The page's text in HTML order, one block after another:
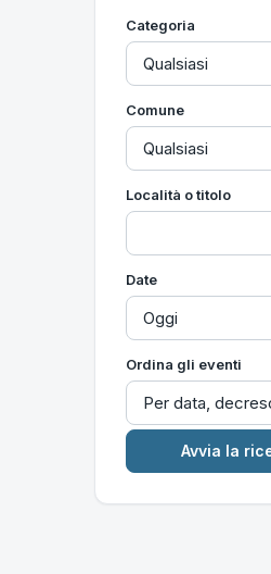
Categoria
Comune
Località o titolo
Date
Ordina gli eventi